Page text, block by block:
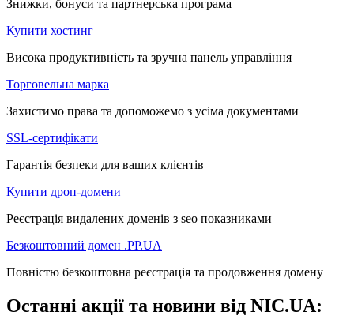
Знижки, бонуси та партнерська програма
Купити хостинг
Висока продуктивність та зручна панель управління
Торговельна марка
Захистимо права та допоможемо з усіма документами
SSL-сертифікати
Гарантія безпеки для ваших клієнтів
Купити дроп-домени
Реєстрація видалених доменів з seo показниками
Безкоштовний домен .PP.UA
Повністю безкоштовна реєстрація та продовження домену
Останні акції та новини від NIC.UA: